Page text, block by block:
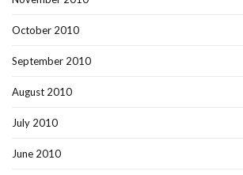
October 2010
September 2010
August 2010
July 2010
June 2010